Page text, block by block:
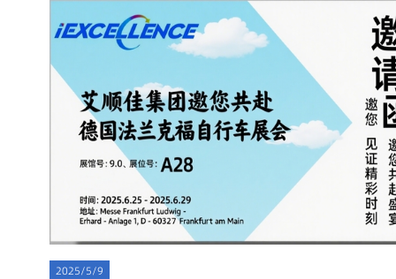
2025/5/9